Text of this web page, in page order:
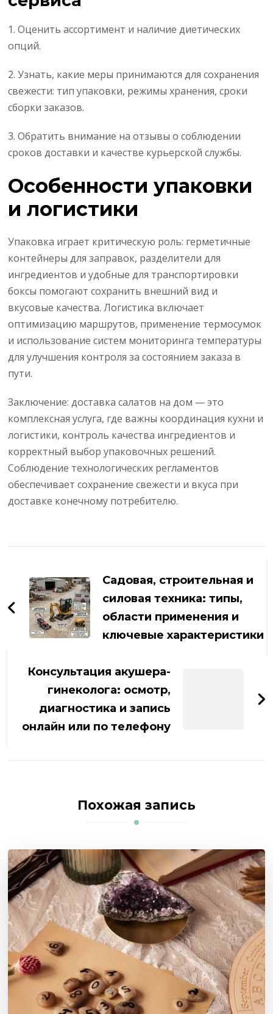
1. Оценить ассортимент и наличие диетических
опций.
2. Узнать, какие меры принимаются для сохранения
свежести: тип упаковки, режимы хранения, сроки
сборки заказов.
3. Обратить внимание на отзывы о соблюдении
сроков доставки и качестве курьерской службы.
Особенности упаковки
и логистики
Упаковка играет критическую роль: герметичные
контейнеры для заправок, разделители для
ингредиентов и удобные для транспортировки
боксы помогают сохранить внешний вид и
вкусовые качества. Логистика включает
оптимизацию маршрутов, применение термосумок
и использование систем мониторинга температуры
для улучшения контроля за состоянием заказа в
пути.
Заключение: доставка салатов на дом — это
комплексная услуга, где важны координация кухни и
логистики, контроль качества ингредиентов и
корректный выбор упаковочных решений.
Соблюдение технологических регламентов
обеспечивает сохранение свежести и вкуса при
доставке конечному потребителю.
по
записям
Садовая, строительная и
силовая техника: типы,
области применения и
ключевые характеристики
Консультация акушера-
гинеколога: осмотр,
диагностика и запись
онлайн или по телефону
Похожая запись